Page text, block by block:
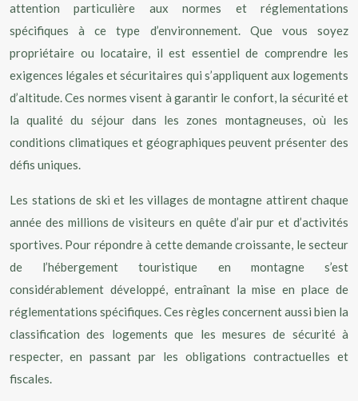
attention particulière aux normes et réglementations
spécifiques à ce type d’environnement. Que vous soyez
propriétaire ou locataire, il est essentiel de comprendre les
exigences légales et sécuritaires qui s’appliquent aux logements
d’altitude. Ces normes visent à garantir le confort, la sécurité et
la qualité du séjour dans les zones montagneuses, où les
conditions climatiques et géographiques peuvent présenter des
défis uniques.
Les stations de ski et les villages de montagne attirent chaque
année des millions de visiteurs en quête d’air pur et d’activités
sportives. Pour répondre à cette demande croissante, le secteur
de l’hébergement touristique en montagne s’est
considérablement développé, entraînant la mise en place de
réglementations spécifiques. Ces règles concernent aussi bien la
classification des logements que les mesures de sécurité à
respecter, en passant par les obligations contractuelles et
fiscales.